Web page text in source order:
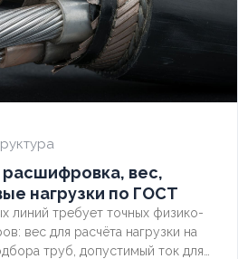
вес,
нагрузки по ГОСТ
линий требует точных физико-
вес для расчёта нагрузки на
труб, допустимый ток для